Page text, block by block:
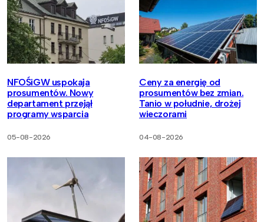
NFOŚiGW uspokaja
prosumentów. Nowy
departament przejął
programy wsparcia
05-08-2026
Ceny za energię od
prosumentów bez zmian.
Tanio w południe, drożej
wieczorami
04-08-2026